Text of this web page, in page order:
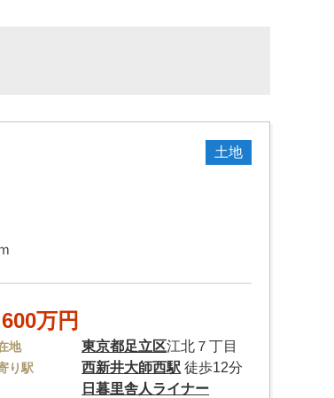
土地
万円
地 東京都足立区江北７丁目
り駅 西新井大師西駅 徒歩12分
日暮里舎人ライナー